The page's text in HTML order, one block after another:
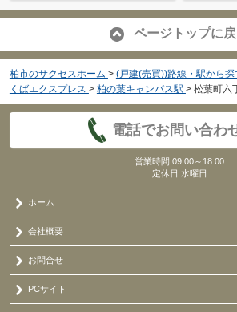
ページトップに
柏市のサクセスホーム > (戸建(売買))路線・駅から探
くばエクスプレス > 柏の葉キャンパス駅 > 松葉町六
電話でお問い合わ
営業時間:09:00～18:00
定休日:水曜日
ホーム
会社概要
お問合せ
PCサイト